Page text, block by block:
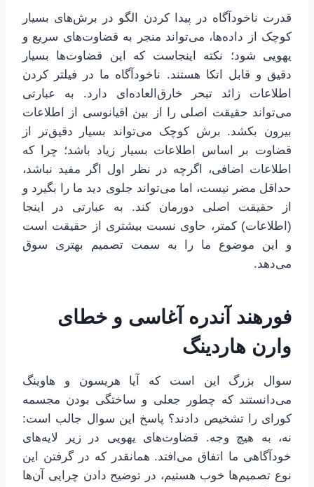
قدرت ناخودآگاه در پیدا کردن الگو در برش‌های بسیار
کوچک از داده‌ها، می‌تواند منجر به قضاوت‌های سریع و
یهویی شود؛ نکته اینجاست که این قضاوت‌ها بسیار
دقیق و قابل اتکا هستند. ناخودآگاه ما در فیلتر کردن
اطلاعات زائد تبحر خارق‌العاده‌ای دارد. به عبارتی
می‌تواند حقیقت اصلی را از بین اقیانوسی از اطلاعات
بیرون بکشد. برش کوچک می‌تواند بسیار دقیق‌تر از
قضاوت بر اساس اطلاعات بسیار زیاد باشد؛ چرا که
اطلاعات اضافی، اگرچه در نظر اول اگر مفید نباشد،
حداقل مضر نیست، اما می‌تواند جلوی دید ما را بگیرد و
از حقیقت اصلی دورمان کند. به عبارتی در اینجا
(اطلاعات) کمتر، حاوی نسبت بیشتری از حقیقت است
و این موضوع ما را به سمت تصمیم بهتری سوق
می‌دهد.
فورهند آندره آغاسی و خطای
وارن هاردینگ
سوال بزرگ این است که آیا هریسون و هاوینگ
می‌دانستند که چطور جعلی و ساختگی بودن مجسمه
کورای را تشخیص دادند؟ پاسخ این سوال جالب است:
نه، به هیچ وجه. قضاوت‌های یهویی در زیر لایه‌های
خودآگاهی ما اتفاق می‌افتد. همانقدر که در گرفتن این
نوع تصمیم‌ها خوب هستیم، در توضیح دادن چرایی آن‌ها